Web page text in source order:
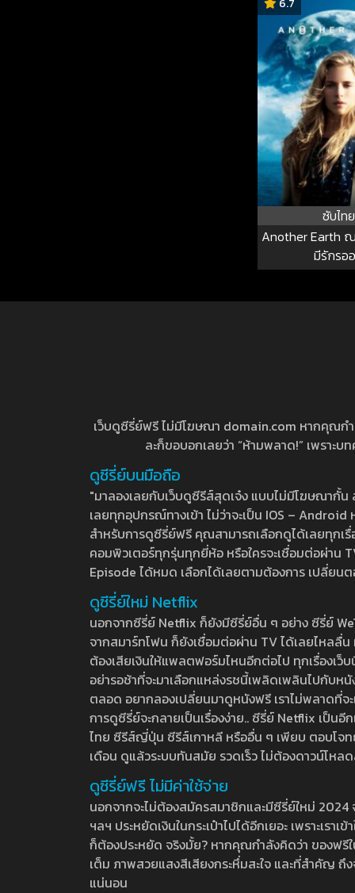
6.7
ซับไทย
Another Earth
มีรักรอ
เว็บดูซีรี่ย์ฟรี ไม่มีโฆษณา domain.com หากคุณก
ละก็ขอบอกเลยว่า “ห้ามพลาด!” เพราะ
ดูซีรี่ย์บนมือถือ
"มาลองเลยกับเว็บดูซีรีส์สุดเจ๋ง แบบไม่มีโฆษณากั้
เลยทุกอุปกรณ์ทางเข้า ไม่ว่าจะเป็น IOS –
สำหรับการดูซีรี่ย์ฟรี คุณสามารถเลือกดูได้เลยทุกเ
คอมพิวเตอร์ทุกรุ่นทุกยี่ห้อ หรือใครจะเชื่อมต่อผ่าน
Episode ได้หมด เลือกได้เลยตามต้องการ เปลี่ยน
ดูซีรี่ย์ใหม่ Netflix
นอกจากซีรี่ย์ Netflix ก็ยังมีซีรี่ย์อื่น ๆ อย่าง ซีรี่ย์
จากสมาร์ทโฟน ก็ยังเชื่อมต่อผ่าน TV ได้เลยไหลลื่
ต้องเสียเงินให้แพลตฟอร์มไหนอีกต่อไป ทุกเรื่องเว็
อย่ารอช้าที่จะมาเลือกแหล่งรชนี้เพลิดเพลินไปกับห
ตลอด อยากลองเปลี่ยนมาดูหนังฟรี เราไม่พลาดที่
การดูซีรี่ย์จะกลายเป็นเรื่องง่าย.. ซีรี่ย์ Netflix เป็น
ไทย ซีรีส์ญี่ปุ่น ซีรีส์เกาหลี หรืออื่น ๆ เพียบ ตอบโจท
เดือน ดูแล้วระบบทันสมัย รวดเร็ว ไม่ต้องดาวน์โห
ดูซีรี่ย์ฟรี ไม่มีค่าใช้จ่าย
นอกจากจะไม่ต้องสมัครสมาชิกและมีซีรี่ย์ใหม่
ฯลฯ ประหยัดเงินในกระเป๋าไปได้อีกเยอะ เพราะเร
ก็ต้องประหยัด จริงมั้ย? หากคุณกำลังคิดว่า ของฟ
เต็ม ภาพสวยแสงสีเสียงกระหึ่มสะใจ และที่สำคัญ
แน่นอน